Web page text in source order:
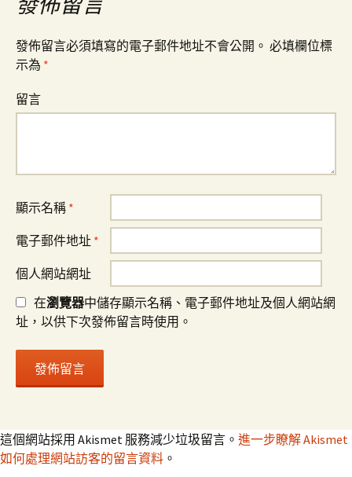
導
覽
發佈留言必須填寫的電子郵件地址不會公開。 必填欄位標
示為 *
留言
顯示名稱 *
電子郵件地址 *
個人網站網址
在瀏覽器中儲存顯示名稱、電子郵件地址及個人網站網
址，以供下次發佈留言時使用。
這個網站採用 Akismet 服務減少垃圾留言。 進一步瞭解 Akismet
如何處理網站訪客的留言資料 。